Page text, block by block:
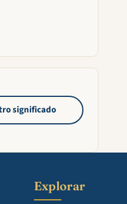
significado
Explorar